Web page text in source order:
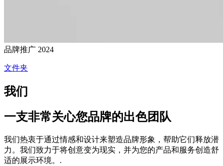
品牌推广 2024
文件夹
我们
一支非常关心您品牌的出色团队
我们热衷于通过情感和设计来塑造品牌形象，帮助它们释放潜
力。我们致力于将创意变为现实，并为您的产品和服务创造舒
适的展示环境。.